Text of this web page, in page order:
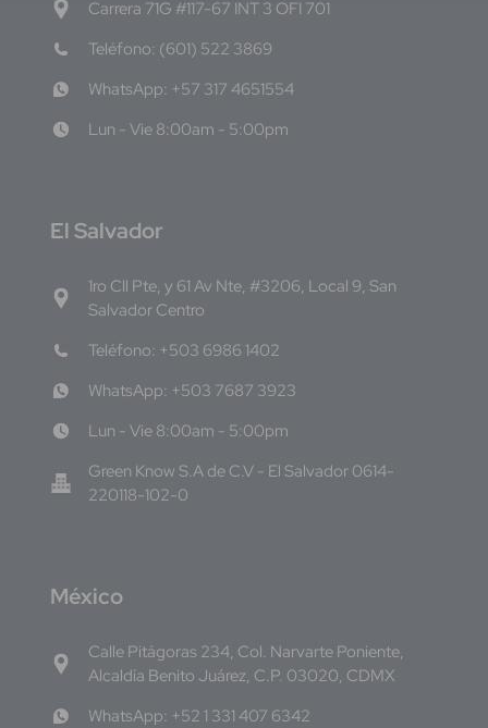
Carrera 71G #117-67 INT 3 OFI 701
Teléfono: (601) 522 3869
WhatsApp: +57 317 4651554
Lun - Vie 8:00am - 5:00pm
El Salvador
1ro Cll Pte, y 61 Av Nte, #3206, Local 9, San
Salvador Centro
Teléfono: +503 6986 1402
WhatsApp: +503 7687 3923
Lun - Vie 8:00am - 5:00pm
Green Know S.A de C.V - El Salvador 0614-
220118-102-0
México
Calle Pitágoras 234, Col. Narvarte Poniente,
Alcaldía Benito Juárez, C.P. 03020, CDMX
WhatsApp: +52 1 331 407 6342